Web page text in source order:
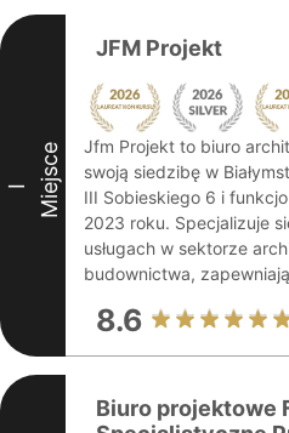
I Miejsce
JFM Projekt
Jfm Projekt to biuro
swoją siedzibę w
III Sobieskiego 6 i
2023 roku. Specjalizuje
usługach w sektorze
budownictwa,
8.6
Biuro projektowe